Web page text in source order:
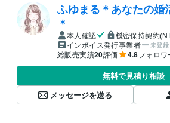
ふゆまる＊あなたの婚
＊
本人確認
機密保持契約
インボイス発行事業者
未登録
総販売実績20評価 4.8フォロワ
無料で見積り相談
メッセージを送る